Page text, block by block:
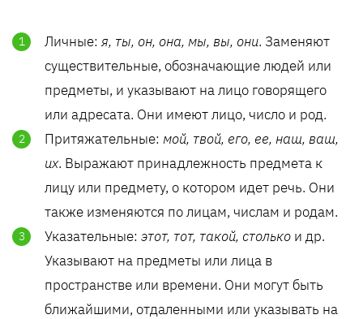
Личные: я, ты, он, она, мы, вы, они. Заменяют
существительные, обозначающие людей или
предметы, и указывают на лицо говорящего
или адресата. Они имеют лицо, число и род.
Притяжательные: мой, твой, его, ее, наш, ваш,
их. Выражают принадлежность предмета к
лицу или предмету, о котором идет речь. Они
также изменяются по лицам, числам и родам.
Указательные: этот, тот, такой, столько и др.
Указывают на предметы или лица в
пространстве или времени. Они могут быть
ближайшими, отдаленными или указывать на